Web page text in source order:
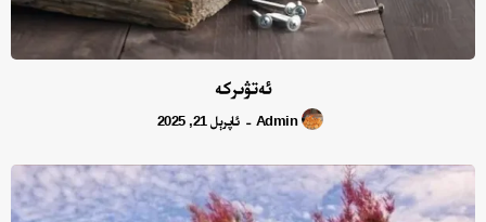
ئەتۋىركە
Admin
- ئاپرېل 21, 2025